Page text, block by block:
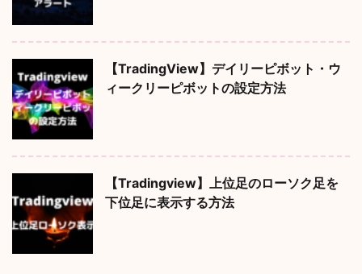
【TradingView】デイリーピボット・ウ
ィークリーピボットの設定方法
【Tradingview】上位足のローソク足を
下位足に表示する方法